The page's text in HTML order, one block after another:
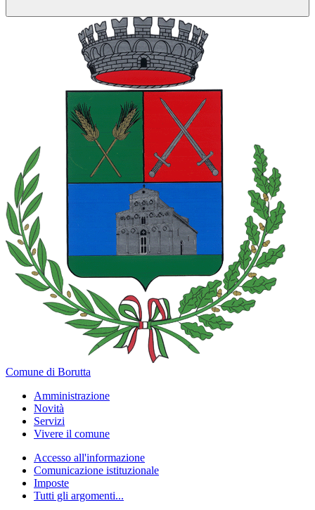
Comune di Borutta
Amministrazione
Novità
Servizi
Vivere il comune
Accesso all'informazione
Comunicazione istituzionale
Imposte
Tutti gli argomenti...